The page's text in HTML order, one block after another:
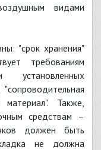
видами
"срок хранения"
требованиям
материал". Также,
средствам –
должен быть
не должна